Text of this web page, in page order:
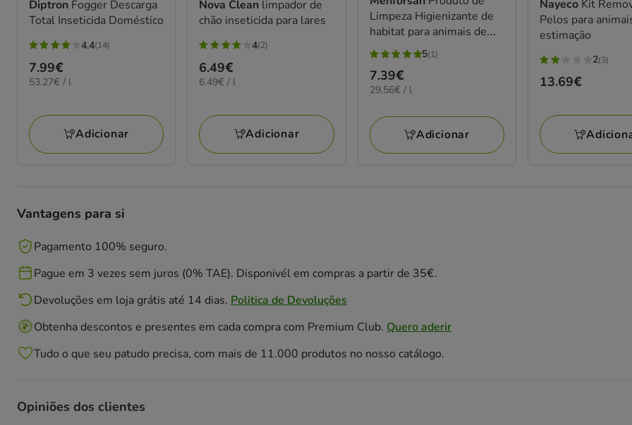
Diptron Fogger Descarga
Total Inseticida Doméstico
4.4
estrelas
com
avaliações
4.4(14)
Preço
7.99€
7.99€
53.27€
53.27€ / l
Adicionar
Nova Clean limpador de
chão inseticida para lares
4
estrelas
com
avaliações
4(2)
Preço
6.49€
6.49€
6.49€
6.49€ / l
Adicionar
Limpeza Higienizante de
habitat para animais de
estimação
5
estrelas
com
avaliações
5(1)
Preço
7.39€
7.39€
29.56€
29.56€ / l
Adicionar
Nayeco Kit
Pelos para
estimação
2
estrelas
3
avaliações
2(3)
Preço
13.69€
Vantagens para si
Pagamento 100% seguro.
Pague em 3 vezes sem juros (0% TAE). Disponivél em compras a partir de 35€.
Devoluções em loja grátis até 14 dias. Politica de Devoluções
Obtenha descontos e presentes em cada compra com Premium Club. Quero aderir
Tudo o que seu patudo precisa, com mais de 11.000 produtos no nosso catálogo.
Opiniões dos clientes